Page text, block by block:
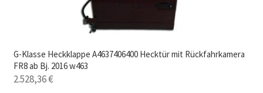
G-Klasse Heckklappe A4637406400 Hecktür mit Rückfahrkamera
FR8 ab Bj. 2016 w463
2.528,36€